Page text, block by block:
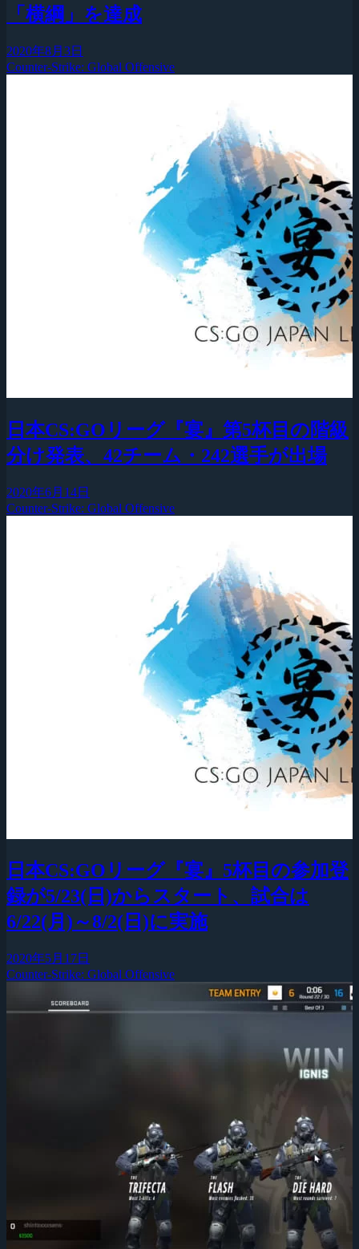
「横綱」を達成
2020年8月3日
Counter-Strike: Global Offensive
日本CS:GOリーグ『宴』第5杯目の階級
分け発表、42チーム・242選手が出場
2020年6月14日
Counter-Strike: Global Offensive
日本CS:GOリーグ『宴』5杯目の参加登
録が5/23(日)からスタート、試合は
6/22(月)～8/2(日)に実施
2020年5月17日
Counter-Strike: Global Offensive